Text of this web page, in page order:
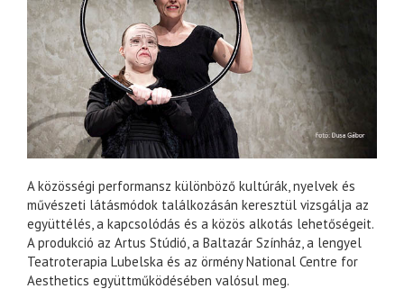
A közösségi performansz különböző kultúrák, nyelvek és
művészeti látásmódok találkozásán keresztül vizsgálja az
együttélés, a kapcsolódás és a közös alkotás lehetőségeit.
A produkció az Artus Stúdió, a Baltazár Színház, a lengyel
Teatroterapia Lubelska és az örmény National Centre for
Aesthetics együttműködésében valósul meg.